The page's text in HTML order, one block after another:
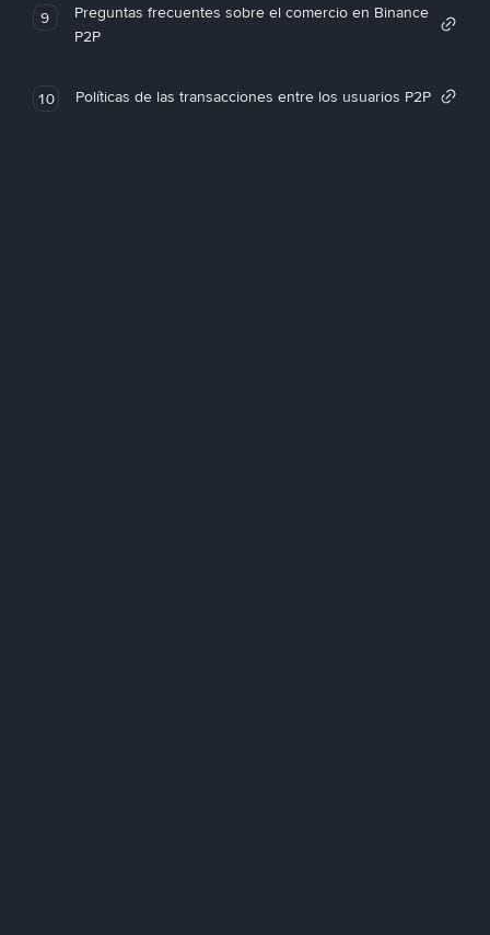
9
Preguntas frecuentes sobre el comercio en Binance
P2P
10 Políticas de las transacciones entre los usuarios P2P